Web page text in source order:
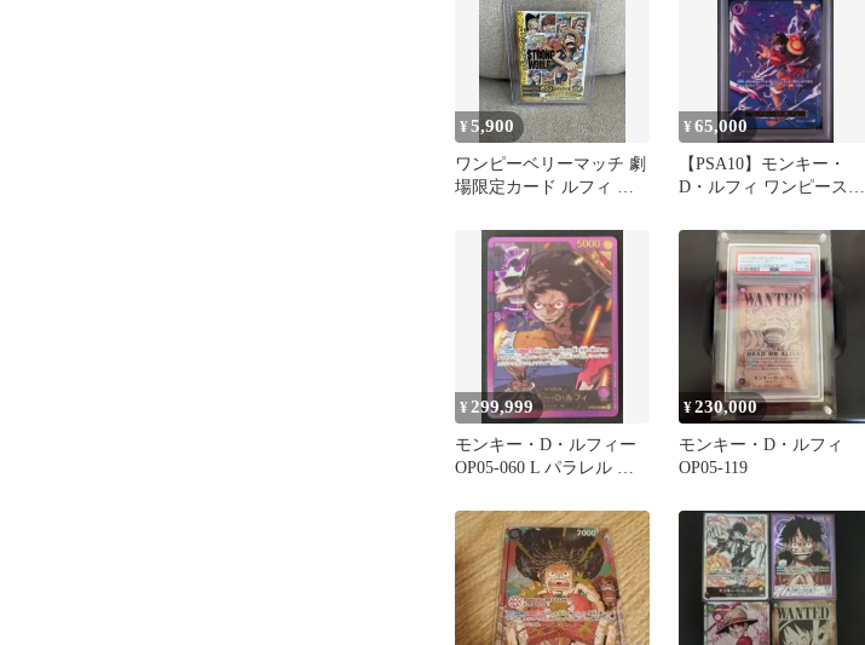
¥5,900
ワンピーベリーマッチ 劇
場限定カード ルフィ ナ
¥65,000
【PSA10】モンキー・
D・ルフィ ワンピースカ
¥299,999
モンキー・D・ルフィー
OP05-060 L パラレル ス
¥230,000
モンキー・D・ルフィ
OP05-119